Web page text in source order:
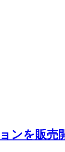
ンを販売